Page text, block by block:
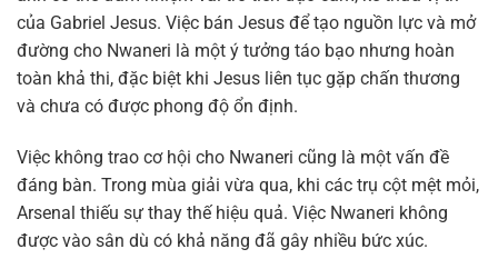
của Gabriel Jesus. Việc bán Jesus để tạo nguồn lực và mở
đường cho Nwaneri là một ý tưởng táo bạo nhưng hoàn
toàn khả thi, đặc biệt khi Jesus liên tục gặp chấn thương
và chưa có được phong độ ổn định.
Việc không trao cơ hội cho Nwaneri cũng là một vấn đề
đáng bàn. Trong mùa giải vừa qua, khi các trụ cột mệt mỏi,
Arsenal thiếu sự thay thế hiệu quả. Việc Nwaneri không
được vào sân dù có khả năng đã gây nhiều bức xúc.